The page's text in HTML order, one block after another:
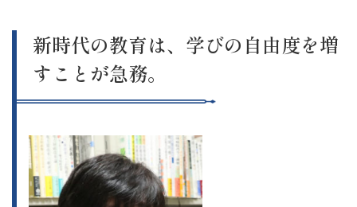
新時代の教育は、学びの自由度を増
すことが急務。